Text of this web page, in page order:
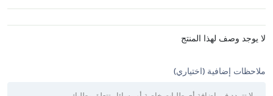
لا يوجد وصف لهذا المنتج
ملاحظات إضافية (اختياري)